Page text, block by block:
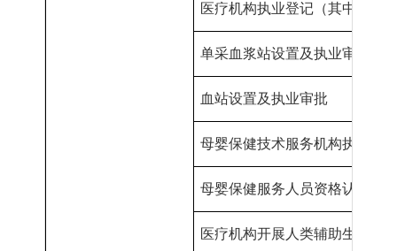
医疗机构执业登记（其中
单采血浆站设置及执业审批
血站设置及执业审批
母婴保健技术服务机构执业许
母婴保健服务人员资格认定
医疗机构开展人类辅助生殖技